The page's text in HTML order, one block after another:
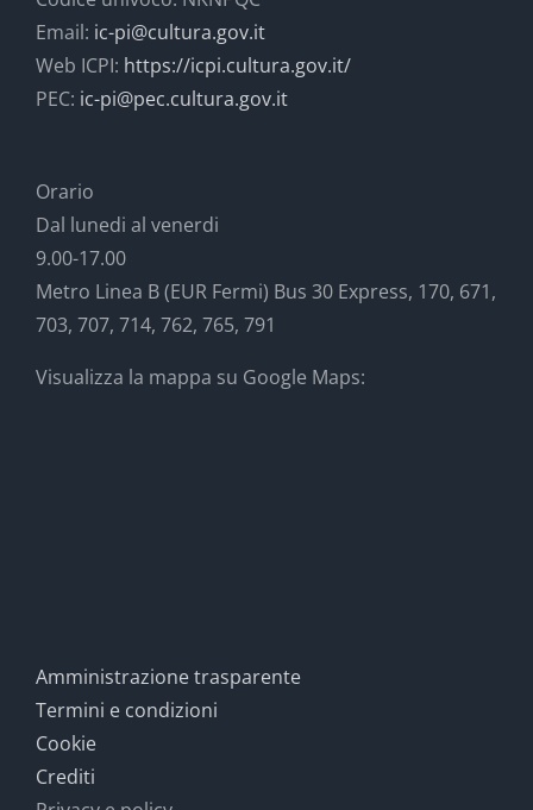
Email: ic-pi@cultura.gov.it
Web ICPI: https://icpi.cultura.gov.it/
PEC: ic-pi@pec.cultura.gov.it
Orario
Dal lunedi al venerdi
9.00-17.00
Metro Linea B (EUR Fermi) Bus 30 Express, 170, 671,
703, 707, 714, 762, 765, 791
Visualizza la mappa su Google Maps:
Amministrazione trasparente
Termini e condizioni
Cookie
Crediti